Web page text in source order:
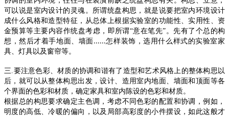
可以说是室内设计的灵魂。所谓统盘构思，就是说要把室内环境设计
成什么风格和造型特征，从总体上根据实验室的功能性、实用性、资
金预算等主要内容作统盘考虑，即所谓“意在笔先”。先有了个总的构
想，然后才着手地面、墙面......怎样装饰，选用什么样式的实验室家
具、灯具以及窗帘等。
三 要注意色彩、材质的协调和谐有了造型和艺术风格上的整体构思以
后，就可以从整体构思出发，设计、造用室内地面、墙面和顶面等各
个界面的色彩和材质，确定家具和室内陈设的色彩和材质。
根据总的构思要求确定主色调，考虑不同色彩的配置和协调，例如，
明度的高低、冷暖的偏向，以及局部高彩度的小件摆设，如此这般才